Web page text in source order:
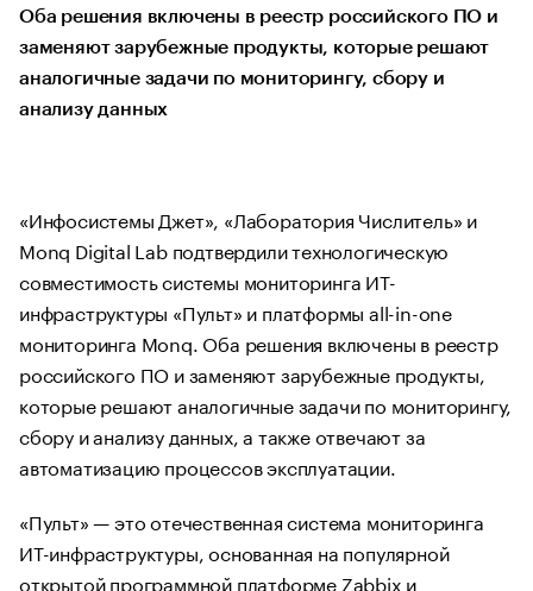
Оба решения включены в реестр российского ПО и
заменяют зарубежные продукты, которые решают
аналогичные задачи по мониторингу, сбору и
анализу данных
«Инфосистемы Джет», «Лаборатория Числитель» и
Monq Digital Lab подтвердили технологическую
совместимость системы мониторинга ИТ-
инфраструктуры «Пульт» и платформы all-in-one
мониторинга Monq. Оба решения включены в реестр
российского ПО и заменяют зарубежные продукты,
которые решают аналогичные задачи по мониторингу,
сбору и анализу данных, а также отвечают за
автоматизацию процессов эксплуатации.
«Пульт» — это отечественная система мониторинга
ИТ-инфраструктуры, основанная на популярной
открытой программной платформе Zabbix и